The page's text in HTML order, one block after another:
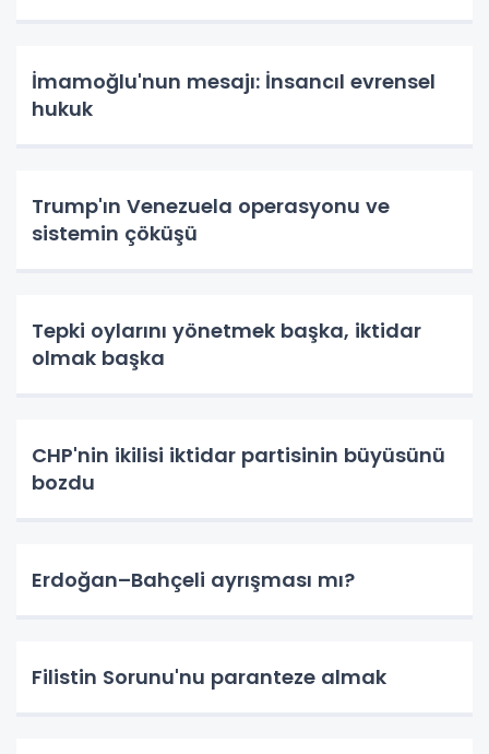
İmamoğlu'nun mesajı: İnsancıl evrensel
hukuk
Trump'ın Venezuela operasyonu ve
sistemin çöküşü
Tepki oylarını yönetmek başka, iktidar
olmak başka
CHP'nin ikilisi iktidar partisinin büyüsünü
bozdu
Erdoğan–Bahçeli ayrışması mı?
Filistin Sorunu'nu paranteze almak